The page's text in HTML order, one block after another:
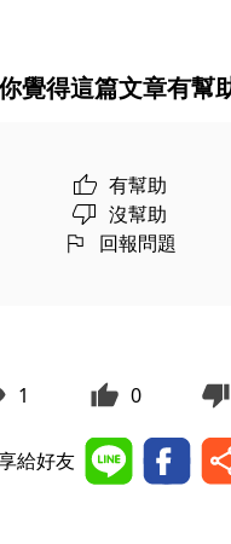
覺得這篇文章有幫
有幫助
沒幫助
回報問題
1 0
給好友